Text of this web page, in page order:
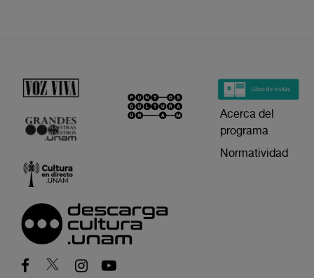
Acerca del
programa
Normatividad